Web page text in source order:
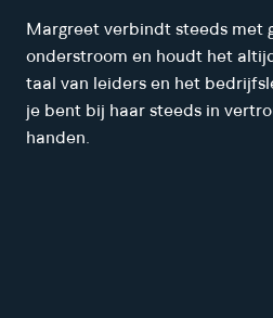
Margreet verbindt steeds met
onderstroom en houdt het
taal van leiders en het
je bent bij haar steeds in
handen.